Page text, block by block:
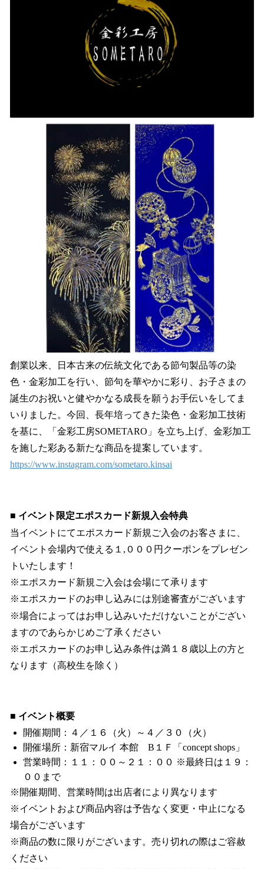
創業以来、日本古来の伝統文化である節句製品等の染
色・金彩加工を行い、節句を華やかに彩り、お子さまの
誕生のお祝いと健やかなる成長を願うお手伝いをしてま
いりました。今回、長年培ってきた染色・金彩加工技術
を基に、「金彩工房SOMETARO」を立ち上げ、金彩加工
を施した彩ある新たな商品を提案しています。
https://www.instagram.com/sometaro.kinsai
■ イベント限定エポスカード新規入会特典
当イベントにてエポスカード新規ご入会のお客さまに、
イベント会場内で使える１,０００円クーポンをプレゼン
トいたします！
※エポスカード新規ご入会は会場にて承ります
※エポスカードのお申し込みには別途審査がございます
※場合によってはお申し込みいただけないことがござい
ますのであらかじめご了承ください
※エポスカードのお申し込み条件は満１８歳以上の方と
なります（高校生を除く）
■ イベント概要
開催期間：４／１６（火）～４／３０（火）
開催場所：新宿マルイ 本館 B１Ｆ「concept shops」
営業時間：１１：００～２１：００ ※最終日は１９：
００まで
※開催期間、営業時間は出店者により異なります
※イベントおよび商品内容は予告なく変更・中止になる
場合がございます
※商品の数に限りがございます。売り切れの際はご容赦
ください